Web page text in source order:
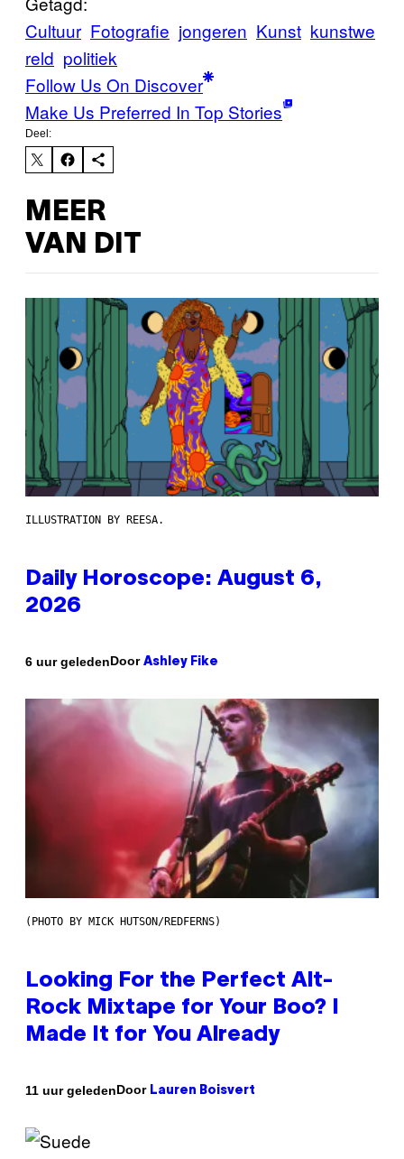
Cultuur Fotografie jongeren Kunst kunstwe
reld politiek
Follow Us On Discover
Make Us Preferred In Top Stories
Deel:
MEER
VAN DIT
ILLUSTRATION BY REESA.
Daily Horoscope: August 6,
2026
6 uur geledenDoor Ashley Fike
(PHOTO BY MICK HUTSON/REDFERNS)
Looking For the Perfect Alt-
Rock Mixtape for Your Boo? I
Made It for You Already
11 uur geledenDoor Lauren Boisvert